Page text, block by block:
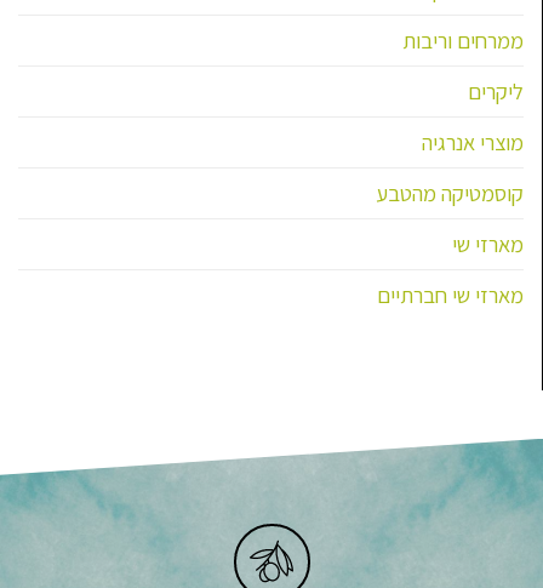
ממרחים וריבות
ליקרים
מוצרי אנרגיה
קוסמטיקה מהטבע
מארזי שי
מארזי שי חברתיים